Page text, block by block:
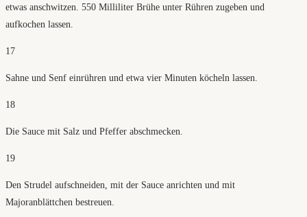
etwas anschwitzen. 550 Milliliter Brühe unter Rühren zugeben und
aufkochen lassen.
17
Sahne und Senf einrühren und etwa vier Minuten köcheln lassen.
18
Die Sauce mit Salz und Pfeffer abschmecken.
19
Den Strudel aufschneiden, mit der Sauce anrichten und mit
Majoranblättchen bestreuen.